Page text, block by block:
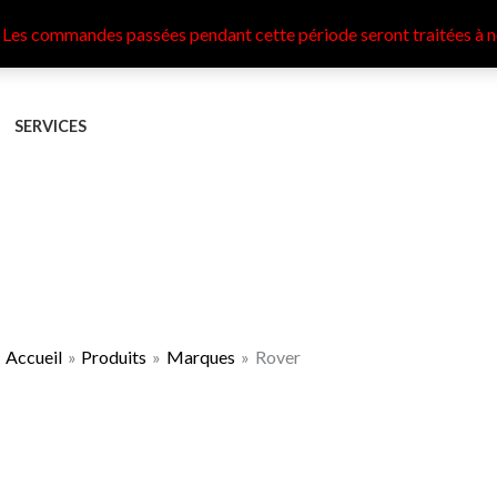
commandes passées pendant cette période seront traitées
SERVICES
Accueil Produits Marques Rover